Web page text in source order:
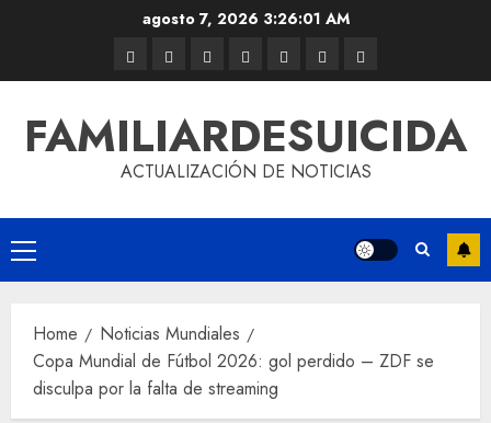
agosto 7, 2026 3:26:01 AM
FAMILIARDESUICIDA
ACTUALIZACIÓN DE NOTICIAS
Home
Noticias Mundiales
Copa Mundial de Fútbol 2026: gol perdido – ZDF se
disculpa por la falta de streaming